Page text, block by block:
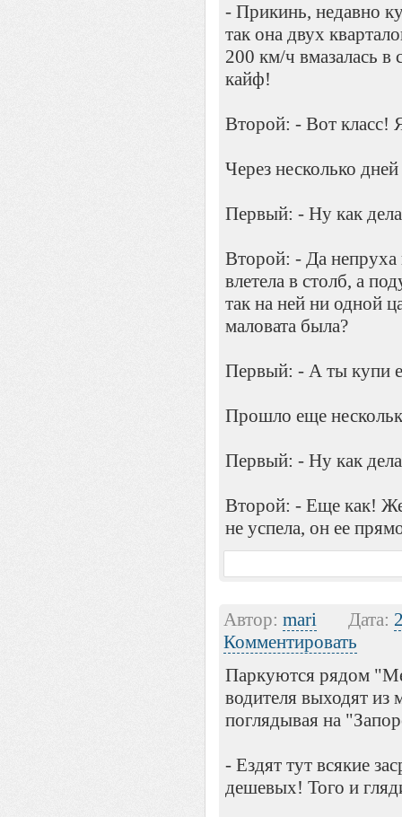
- Прикинь, недавно
так она двух
200 км/ч вмазалась в
кайф!
Второй: - Вот класс!
Через несколько
Первый: - Ну как
Второй: - Да непруха
влетела в столб, а
так на ней ни одной
маловата была?
Первый: - А ты купи
Прошло еще
Первый: - Ну как
Второй: - Еще как!
не успела, он ее
Автор: mari Дата:
Комментировать
Паркуются рядом
водителя выходят
поглядывая на
- Ездят тут всякие
дешевых! Того и